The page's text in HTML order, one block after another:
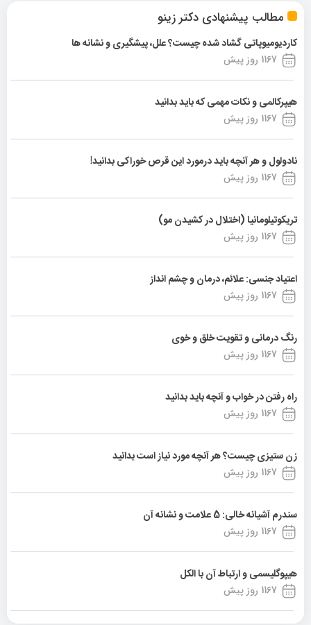
مطالب پیشنهادی دکتر زینو
کاردیومیوپاتی گشاد شده چیست؟ علل، پیشگیری و نشانه ها
1167 روز پیش
هیپرکالمی و نکات مهمی که باید بدانید
1167 روز پیش
نادولول و هر آنچه باید درمورد این قرص خوراکی بدانید!
1167 روز پیش
تریکوتیلومانیا (اختلال در کشیدن مو)
1167 روز پیش
اعتیاد جنسی: علائم، درمان و چشم انداز
1167 روز پیش
رنگ درمانی و تقویت خلق و خوی
1167 روز پیش
راه رفتن در خواب و آنچه باید بدانید
1167 روز پیش
زن ستیزی چیست؟ هر آنچه مورد نیاز است بدانید
1167 روز پیش
سندرم آشیانه خالی: 5 علامت و نشانه آن
1167 روز پیش
هیپوگلیسمی و ارتباط آن با الکل
1167 روز پیش